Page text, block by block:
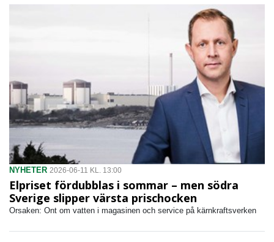
NYHETER 2026-06-11 KL. 13:00
Elpriset fördubblas i sommar – men södra
Sverige slipper värsta prischocken
Orsaken: Ont om vatten i magasinen och service på kärnkraftsverken